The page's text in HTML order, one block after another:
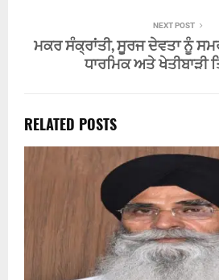
NEXT POST
ਮਕਰ ਸੰਕ੍ਰਾਂਤੀ, ਸੂਰਜ ਦੇਵਤਾ ਨੂੰ
ਧਾਰਮਿਕ ਅਤੇ ਖੇਤੀਬਾੜੀ
RELATED POSTS